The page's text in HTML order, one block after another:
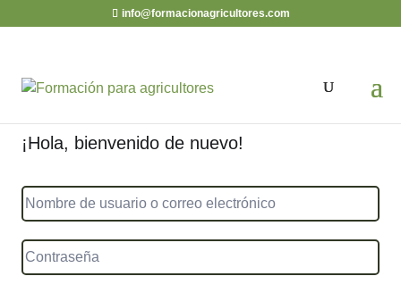
info@formacionagricultores.com
¡Hola, bienvenido de nuevo!